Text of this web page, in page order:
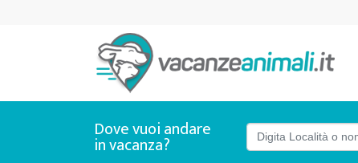
Dove vuoi andare
in vacanza?